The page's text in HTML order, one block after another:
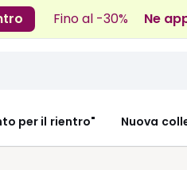
Fino al -30% Ne
per il rientro" Nuova